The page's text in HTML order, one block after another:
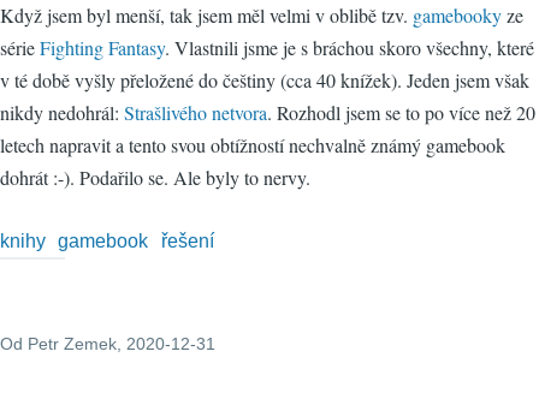
Když jsem byl menší, tak jsem měl velmi v oblibě tzv. gamebookyze
sérieFighting Fantasy. Vlastnili jsme je s bráchou skoro všechny, které
v té době vyšly přeložené do češtiny (cca 40 knížek). Jeden jsem však
nikdy nedohrál: Strašlivého netvora. Rozhodl jsem se to po více než 20
letech napravit a tento svou obtížností nechvalně známý gamebook
dohrát :-). Podařilo se. Ale byly to nervy.
knihy gamebook řešení
Od Petr Zemek, 2020-12-31